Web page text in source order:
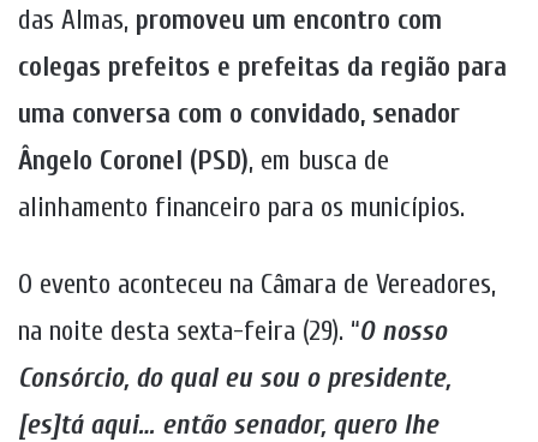
das Almas, promoveu um encontro com
colegas prefeitos e prefeitas da região para
uma conversa com o convidado, senador
Ângelo Coronel (PSD), em busca de
alinhamento financeiro para os municípios.
O evento aconteceu na Câmara de Vereadores,
na noite desta sexta-feira (29). “O nosso
Consórcio, do qual eu sou o presidente,
[es]tá aqui… então senador, quero lhe